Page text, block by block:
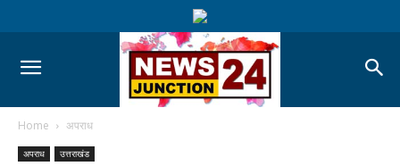
Home अपराध
अपराध उत्तराखंड